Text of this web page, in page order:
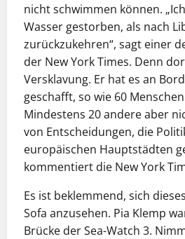
nicht schwimmen können.
Wasser gestorben, als nach
zurückzukehren“, sagt einer
der New York Times. Denn
Versklavung. Er hat es an
geschafft, so wie 60
Mindestens 20 andere aber
von Entscheidungen, die
europäischen Hauptstädten
kommentiert die New York
Es ist beklemmend, sich
Sofa anzusehen. Pia Klemp
Brücke der Sea-Watch 3.